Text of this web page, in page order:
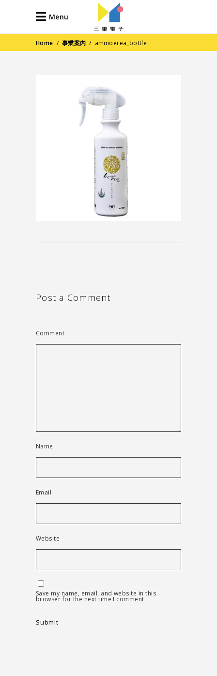
Menu
Home / 事業案内 / aminoerea_bottle
Post a Comment
Comment
Name
Email
Website
Save my name, email, and website in this
browser for the next time I comment.